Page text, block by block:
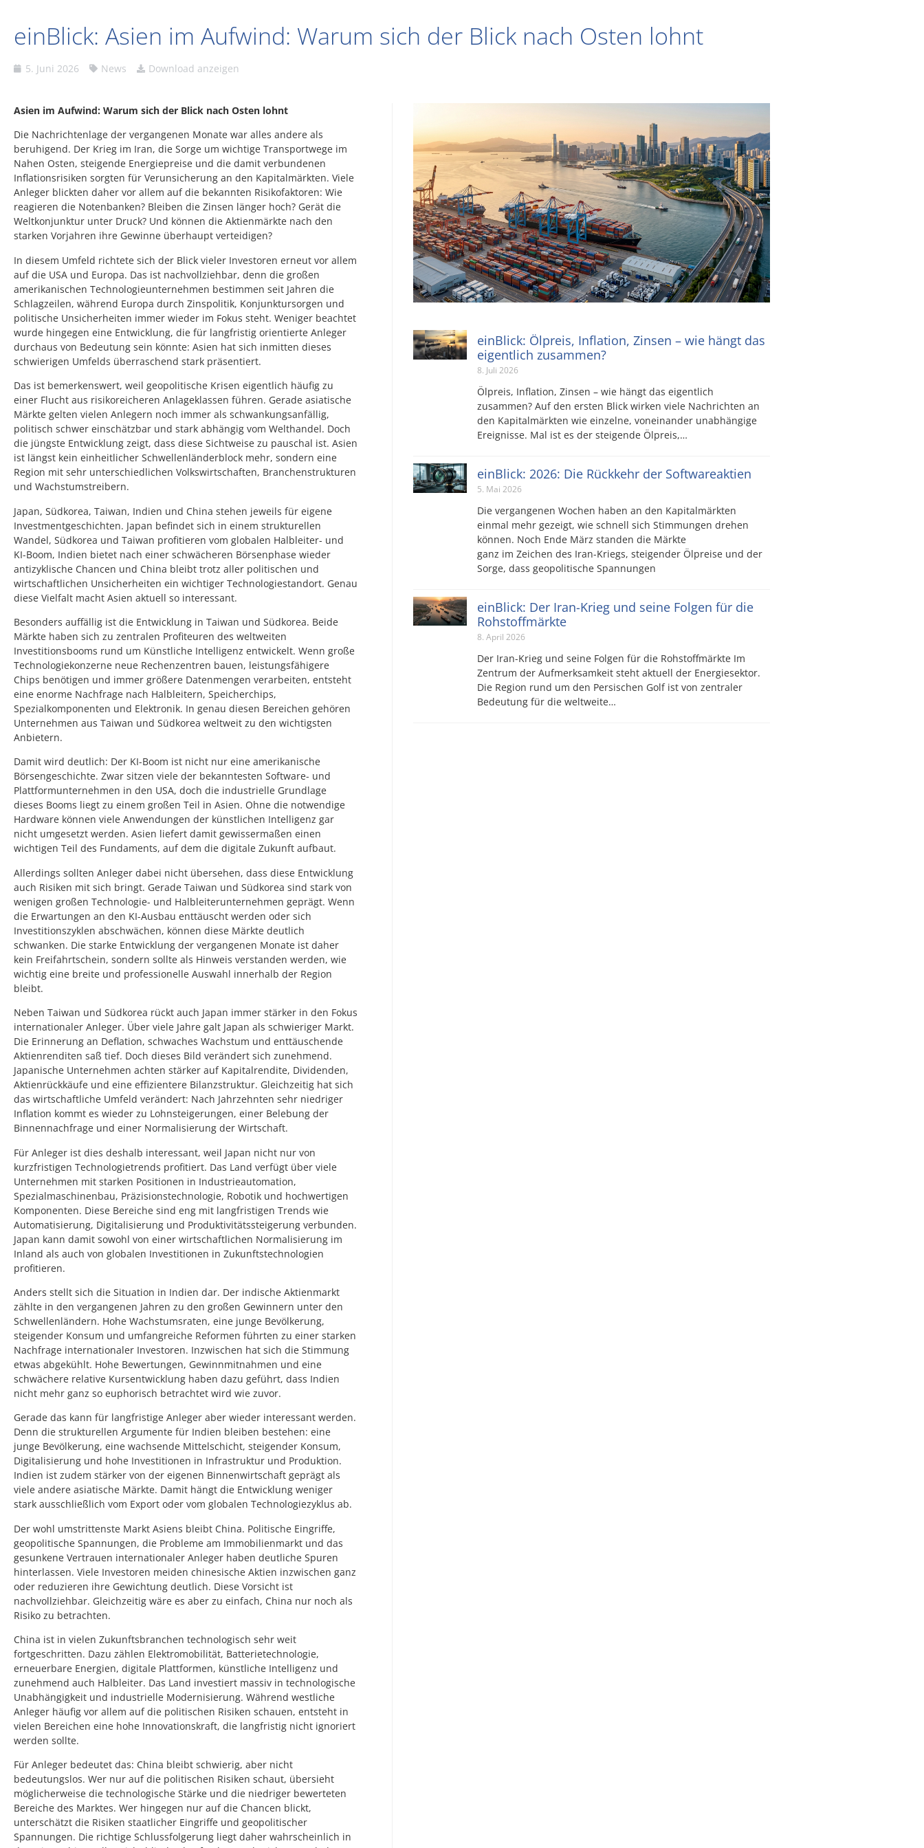
einBlick: Asien im Aufwind: Warum sich der Blick nach Osten lohnt
5. Juni 2026 News Download anzeigen
Asien im Aufwind: Warum sich der Blick nach Osten lohnt
Die Nachrichtenlage der vergangenen Monate war alles andere als
beruhigend. Der Krieg im Iran, die Sorge um wichtige Transportwege im
Nahen Osten, steigende Energiepreise und die damit verbundenen
Inflationsrisiken sorgten für Verunsicherung an den Kapitalmärkten. Viele
Anleger blickten daher vor allem auf die bekannten Risikofaktoren: Wie
reagieren die Notenbanken? Bleiben die Zinsen länger hoch? Gerät die
Weltkonjunktur unter Druck? Und können die Aktienmärkte nach den
starken Vorjahren ihre Gewinne überhaupt verteidigen?
In diesem Umfeld richtete sich der Blick vieler Investoren erneut vor allem
auf die USA und Europa. Das ist nachvollziehbar, denn die großen
amerikanischen Technologieunternehmen bestimmen seit Jahren die
Schlagzeilen, während Europa durch Zinspolitik, Konjunktursorgen und
politische Unsicherheiten immer wieder im Fokus steht. Weniger beachtet
wurde hingegen eine Entwicklung, die für langfristig orientierte Anleger
durchaus von Bedeutung sein könnte: Asien hat sich inmitten dieses
schwierigen Umfelds überraschend stark präsentiert.
Das ist bemerkenswert, weil geopolitische Krisen eigentlich häufig zu
einer Flucht aus risikoreicheren Anlageklassen führen. Gerade asiatische
Märkte gelten vielen Anlegern noch immer als schwankungsanfällig,
politisch schwer einschätzbar und stark abhängig vom Welthandel. Doch
die jüngste Entwicklung zeigt, dass diese Sichtweise zu pauschal ist. Asien
ist längst kein einheitlicher Schwellenländerblock mehr, sondern eine
Region mit sehr unterschiedlichen Volkswirtschaften, Branchenstrukturen
und Wachstumstreibern.
Japan, Südkorea, Taiwan, Indien und China stehen jeweils für eigene
Investmentgeschichten. Japan befindet sich in einem strukturellen
Wandel, Südkorea und Taiwan profitieren vom globalen Halbleiter- und
KI-Boom, Indien bietet nach einer schwächeren Börsenphase wieder
antizyklische Chancen und China bleibt trotz aller politischen und
wirtschaftlichen Unsicherheiten ein wichtiger Technologiestandort. Genau
diese Vielfalt macht Asien aktuell so interessant.
Besonders auffällig ist die Entwicklung in Taiwan und Südkorea. Beide
Märkte haben sich zu zentralen Profiteuren des weltweiten
Investitionsbooms rund um Künstliche Intelligenz entwickelt. Wenn große
Technologiekonzerne neue Rechenzentren bauen, leistungsfähigere
Chips benötigen und immer größere Datenmengen verarbeiten, entsteht
eine enorme Nachfrage nach Halbleitern, Speicherchips,
Spezialkomponenten und Elektronik. In genau diesen Bereichen gehören
Unternehmen aus Taiwan und Südkorea weltweit zu den wichtigsten
Anbietern.
Damit wird deutlich: Der KI-Boom ist nicht nur eine amerikanische
Börsengeschichte. Zwar sitzen viele der bekanntesten Software- und
Plattformunternehmen in den USA, doch die industrielle Grundlage
dieses Booms liegt zu einem großen Teil in Asien. Ohne die notwendige
Hardware können viele Anwendungen der künstlichen Intelligenz gar
nicht umgesetzt werden. Asien liefert damit gewissermaßen einen
wichtigen Teil des Fundaments, auf dem die digitale Zukunft aufbaut.
Allerdings sollten Anleger dabei nicht übersehen, dass diese Entwicklung
auch Risiken mit sich bringt. Gerade Taiwan und Südkorea sind stark von
wenigen großen Technologie- und Halbleiterunternehmen geprägt. Wenn
die Erwartungen an den KI-Ausbau enttäuscht werden oder sich
Investitionszyklen abschwächen, können diese Märkte deutlich
schwanken. Die starke Entwicklung der vergangenen Monate ist daher
kein Freifahrtschein, sondern sollte als Hinweis verstanden werden, wie
wichtig eine breite und professionelle Auswahl innerhalb der Region
bleibt.
Neben Taiwan und Südkorea rückt auch Japan immer stärker in den Fokus
internationaler Anleger. Über viele Jahre galt Japan als schwieriger Markt.
Die Erinnerung an Deflation, schwaches Wachstum und enttäuschende
Aktienrenditen saß tief. Doch dieses Bild verändert sich zunehmend.
Japanische Unternehmen achten stärker auf Kapitalrendite, Dividenden,
Aktienrückkäufe und eine effizientere Bilanzstruktur. Gleichzeitig hat sich
das wirtschaftliche Umfeld verändert: Nach Jahrzehnten sehr niedriger
Inflation kommt es wieder zu Lohnsteigerungen, einer Belebung der
Binnennachfrage und einer Normalisierung der Wirtschaft.
Für Anleger ist dies deshalb interessant, weil Japan nicht nur von
kurzfristigen Technologietrends profitiert. Das Land verfügt über viele
Unternehmen mit starken Positionen in Industrieautomation,
Spezialmaschinenbau, Präzisionstechnologie, Robotik und hochwertigen
Komponenten. Diese Bereiche sind eng mit langfristigen Trends wie
Automatisierung, Digitalisierung und Produktivitätssteigerung verbunden.
Japan kann damit sowohl von einer wirtschaftlichen Normalisierung im
Inland als auch von globalen Investitionen in Zukunftstechnologien
profitieren.
Anders stellt sich die Situation in Indien dar. Der indische Aktienmarkt
zählte in den vergangenen Jahren zu den großen Gewinnern unter den
Schwellenländern. Hohe Wachstumsraten, eine junge Bevölkerung,
steigender Konsum und umfangreiche Reformen führten zu einer starken
Nachfrage internationaler Investoren. Inzwischen hat sich die Stimmung
etwas abgekühlt. Hohe Bewertungen, Gewinnmitnahmen und eine
schwächere relative Kursentwicklung haben dazu geführt, dass Indien
nicht mehr ganz so euphorisch betrachtet wird wie zuvor.
Gerade das kann für langfristige Anleger aber wieder interessant werden.
Denn die strukturellen Argumente für Indien bleiben bestehen: eine
junge Bevölkerung, eine wachsende Mittelschicht, steigender Konsum,
Digitalisierung und hohe Investitionen in Infrastruktur und Produktion.
Indien ist zudem stärker von der eigenen Binnenwirtschaft geprägt als
viele andere asiatische Märkte. Damit hängt die Entwicklung weniger
stark ausschließlich vom Export oder vom globalen Technologiezyklus ab.
Der wohl umstrittenste Markt Asiens bleibt China. Politische Eingriffe,
geopolitische Spannungen, die Probleme am Immobilienmarkt und das
gesunkene Vertrauen internationaler Anleger haben deutliche Spuren
hinterlassen. Viele Investoren meiden chinesische Aktien inzwischen ganz
oder reduzieren ihre Gewichtung deutlich. Diese Vorsicht ist
nachvollziehbar. Gleichzeitig wäre es aber zu einfach, China nur noch als
Risiko zu betrachten.
China ist in vielen Zukunftsbranchen technologisch sehr weit
fortgeschritten. Dazu zählen Elektromobilität, Batterietechnologie,
erneuerbare Energien, digitale Plattformen, künstliche Intelligenz und
zunehmend auch Halbleiter. Das Land investiert massiv in technologische
Unabhängigkeit und industrielle Modernisierung. Während westliche
Anleger häufig vor allem auf die politischen Risiken schauen, entsteht in
vielen Bereichen eine hohe Innovationskraft, die langfristig nicht ignoriert
werden sollte.
Für Anleger bedeutet das: China bleibt schwierig, aber nicht
bedeutungslos. Wer nur auf die politischen Risiken schaut, übersieht
möglicherweise die technologische Stärke und die niedriger bewerteten
Bereiche des Marktes. Wer hingegen nur auf die Chancen blickt,
unterschätzt die Risiken staatlicher Eingriffe und geopolitischer
Spannungen. Die richtige Schlussfolgerung liegt daher wahrscheinlich in
einBlick: Ölpreis, Inflation, Zinsen – wie hängt das
eigentlich zusammen?
8. Juli 2026
Ölpreis, Inflation, Zinsen – wie hängt das eigentlich
zusammen? Auf den ersten Blick wirken viele Nachrichten an
den Kapitalmärkten wie einzelne, voneinander unabhängige
Ereignisse. Mal ist es der steigende Ölpreis,…
einBlick: 2026: Die Rückkehr der Softwareaktien
5. Mai 2026
Die vergangenen Wochen haben an den Kapitalmärkten
einmal mehr gezeigt, wie schnell sich Stimmungen drehen
können. Noch Ende März standen die Märkte
ganz im Zeichen des Iran-Kriegs, steigender Ölpreise und der
Sorge, dass geopolitische Spannungen
einBlick: Der Iran-Krieg und seine Folgen für die
Rohstoffmärkte
8. April 2026
Der Iran-Krieg und seine Folgen für die Rohstoffmärkte Im
Zentrum der Aufmerksamkeit steht aktuell der Energiesektor.
Die Region rund um den Persischen Golf ist von zentraler
Bedeutung für die weltweite…